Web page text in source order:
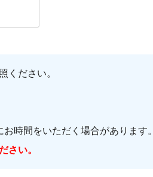
ください。
時間をいただく場合があります。
さい。